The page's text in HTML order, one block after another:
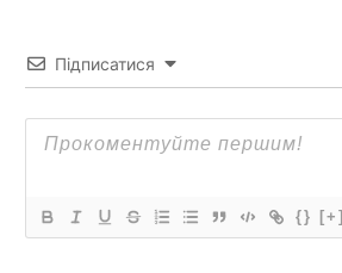
Підписатися
{} [+]